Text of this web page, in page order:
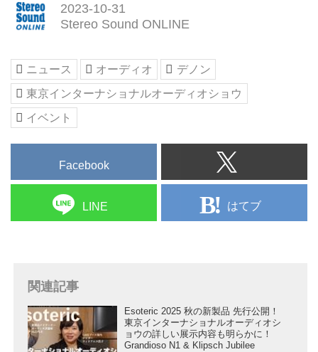
2023-10-31
Stereo Sound ONLINE
ニュース オーディオ
デノン
東京インターナショナルオーディオショウ
イベント
Facebook
LINE はてブ
関連記事
Esoteric 2025 秋の新製品 先行公開！
東京インターナショナルオーディオシ
ョウの詳しい展示内容も明らかに！
Grandioso N1 & Klipsch Jubilee